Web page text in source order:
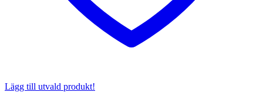
Lägg till utvald produkt!